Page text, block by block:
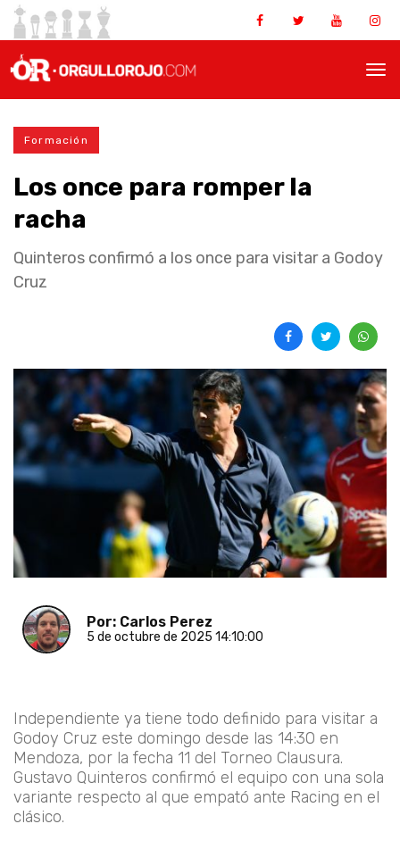
Formación
Los once para romper la
racha
Quinteros confirmó a los once para visitar a Godoy
Cruz
Por: Carlos Perez
5 de octubre de 2025 14:10:00
Independiente ya tiene todo definido para visitar a
Godoy Cruz este domingo desde las 14:30 en
Mendoza, por la fecha 11 del Torneo Clausura.
Gustavo Quinteros confirmó el equipo con una sola
variante respecto al que empató ante Racing en el
clásico.